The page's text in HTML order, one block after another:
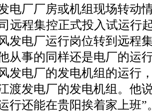
电厂厂房或机组现场转动
远程集控正式投入试运行
发电厂运行岗位转到远程
从事的同样还是电厂的运
发电厂的发电机组的运行
渡发电厂的发电机组。他
行还能在贵阳挨着家上班”